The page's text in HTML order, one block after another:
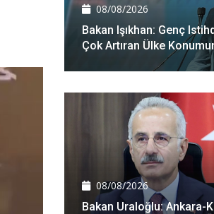
08/08/2026
Bakan Işıkhan: Genç
Çok Artıran Ülke
08/08/2026
Bakan Uraloğlu: Ankara-